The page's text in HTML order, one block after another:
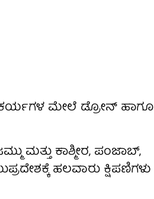
ಮೇಲೆ ಡ್ರೋನ್ ಹಾಗೂ
ಮತ್ತು ಕಾಶ್ಮೀರ, ಪಂಜಾಬ್,
ಹಲವಾರು ಕ್ಷಿಪಣಿಗಳು